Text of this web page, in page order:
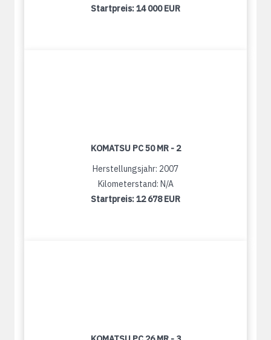
Startpreis:14 000 EUR
KOMATSU PC 50 MR - 2
Herstellungsjahr: 2007
Kilometerstand: N/A
Startpreis:12 678 EUR